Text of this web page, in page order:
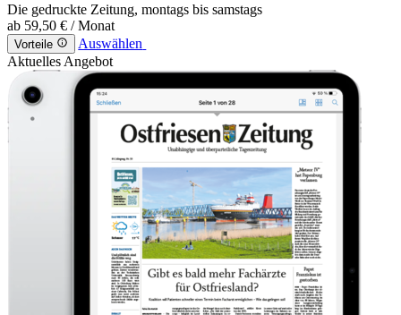
Die gedruckte Zeitung, montags bis samstags
ab 59,50 € / Monat
Vorteile
Auswählen
Aktuelles Angebot